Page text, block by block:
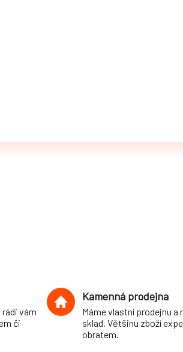
rádi vám
či
Kamenná prodejna
Máme vlastní prodejnu a
sklad. Většinu zboží
obratem.